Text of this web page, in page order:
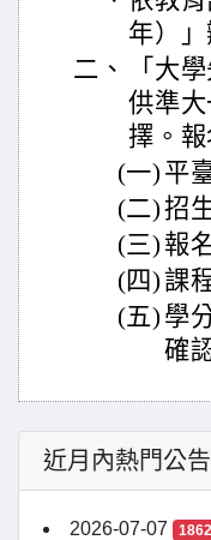
年）」
二、
「大
供準
擇。報
(一) 平
(二)招
(三) 報
(四)課
(五) 學
確
近月內熱門公告
2026-07-07 1862